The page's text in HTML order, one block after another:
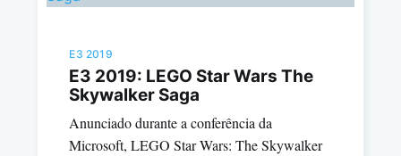
E3 2019
E3 2019: LEGO Star Wars The
Skywalker Saga
Anunciado durante a conferência da
Microsoft, LEGO Star Wars: The Skywalker